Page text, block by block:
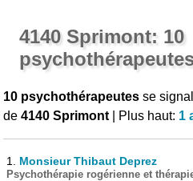
4140 Sprimont: 10
10 psychothérapeutes se
de4140 Sprimont | Plus haut: 1
1. Monsieur Thibaut Deprez
Psychothérapie rogérienne et